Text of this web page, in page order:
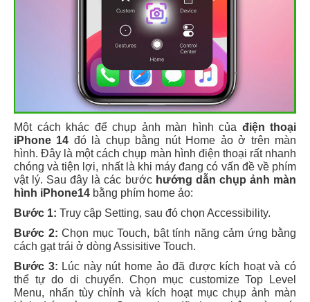
Một cách khác để chụp ảnh màn hình của điện thoại
iPhone 14 đó là chụp bằng nút Home ảo ở trên màn
hình. Đây là một cách chụp màn hình điện thoại rất nhanh
chóng và tiện lợi, nhất là khi máy đang có vấn đề về phím
vật lý. Sau đây là các bướchướng dẫn chụp ảnh màn
hình iPhone14 bằng phím home ảo:
Bước 1: Truy cập Setting, sau đó chọn Accessibility.
Bước 2: Chọn mục Touch, bật tính năng cảm ứng bằng
cách gạt trái ở dòng Assisitive Touch.
Bước 3: Lúc này nút home ảo đã được kích hoạt và có
thể tự do di chuyển. Chọn mục customize Top Level
Menu, nhấn tùy chỉnh và kích hoạt mục chụp ảnh màn